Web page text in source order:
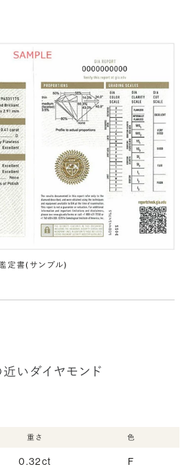
定書(サンプル)
いダイヤモンド
重さ
0.32ct
色
F